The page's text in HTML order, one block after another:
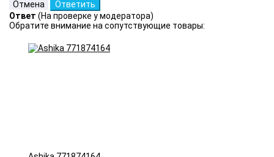
Ответ (На проверке у модератора)
Обратите внимание на сопутствующие товары: